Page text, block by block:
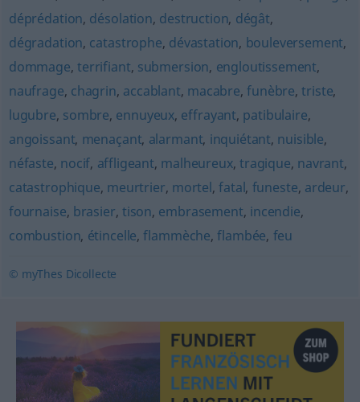
déprédation, désolation, destruction, dégât,
dégradation, catastrophe, dévastation, bouleversement,
dommage,terrifiant, submersion, engloutissement,
naufrage, chagrin, accablant, macabre,funèbre,triste,
lugubre, sombre, ennuyeux, effrayant, patibulaire,
angoissant, menaçant, alarmant, inquiétant, nuisible,
néfaste, nocif, affligeant, malheureux, tragique, navrant,
catastrophique, meurtrier, mortel,fatal, funeste, ardeur,
fournaise, brasier, tison, embrasement, incendie,
combustion, étincelle,flammèche,flambée, feu
© myThes Dicollecte